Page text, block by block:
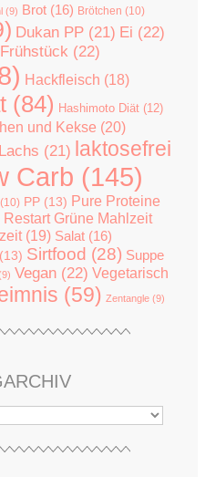
(9) Brot (16) Brötchen (10)
Dukan PP (21) Ei (22)
Frühstück (22)
Hackfleisch (18)
(84) Hashimoto Diät (12)
und Kekse (20)
Lachs (21) laktosefrei
Carb (145)
(10) PP (13) Pure Proteine
Restart Grüne Mahlzeit
(19) Salat (16)
(13) Sirtfood (28) Suppe
Vegan (22) Vegetarisch
(59) Zentangle (9)